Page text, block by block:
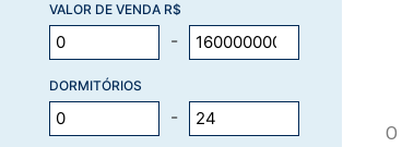
VALOR DE VENDA R$
-
DORMITÓRIOS
-
O